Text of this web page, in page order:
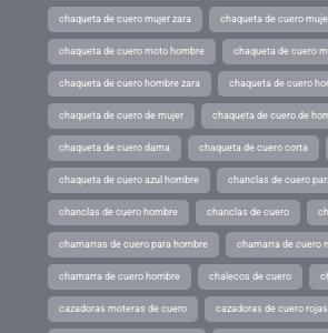
chaqueta de cuero mujer zara chaqueta de cuero
chaqueta de cuero moto hombre chaqueta de cuero
chaqueta de cuero hombre zara chaqueta de cuero
chaqueta de cuero de mujer chaqueta de cuero de
chaqueta de cuero dama chaqueta de cuero corta
chaqueta de cuero azul hombre chanclas de cuero
chanclas de cuero hombre chanclas de cuero
chamarras de cuero para hombre chamarra de cuero
chamarra de cuero hombre chalecos de cuero
cazadoras moteras de cuero cazadoras de cuero rojas